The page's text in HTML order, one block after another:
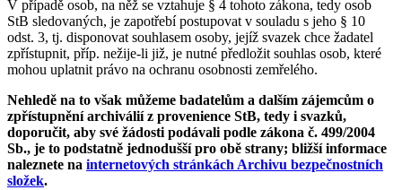
V případě osob, na něž se vztahuje § 4 tohoto zákona, tedy osob
StB sledovaných, je zapotřebí postupovat v souladu s jeho § 10
odst. 3, tj. disponovat souhlasem osoby, jejíž svazek chce žadatel
zpřístupnit, příp. nežije-li již, je nutné předložit souhlas osob, které
mohou uplatnit právo na ochranu osobnosti zemřelého.
Nehledě na to však můžeme badatelům a dalším zájemcům o
zpřístupnění archiválií z provenience StB, tedy i svazků,
doporučit, aby své žádosti podávali podle zákona č. 499/2004
Sb., je to podstatně jednodušší pro obě strany; bližší informace
naleznete na internetových stránkách Archivu bezpečnostních
složek.